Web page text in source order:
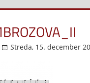
Streda, 15. december